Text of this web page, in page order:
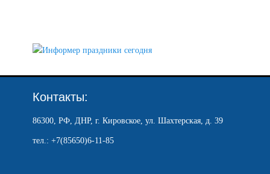
Контакты:
86300, РФ, ДНР, г. Кировское, ул. Шахтерская, д. 39
тел.: +7(85650)6-11-85